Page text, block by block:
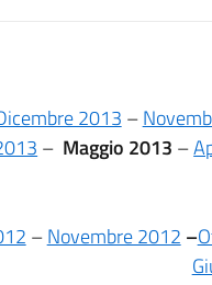
2013 –
– Maggio 2013 –
–Novembre 2012 –